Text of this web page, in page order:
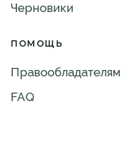
Черновики
ПОМОЩЬ
Правообладателям
FAQ